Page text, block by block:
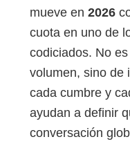
mueve en 2026
cuota en uno de
codiciados. No
volumen, sino de
cada cumbre y
ayudan a definir
conversación